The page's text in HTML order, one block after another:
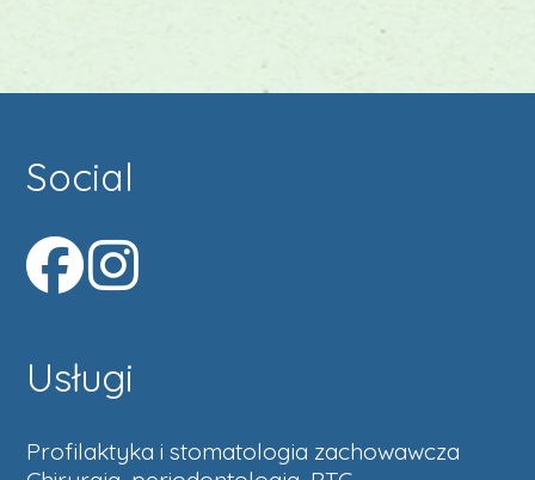
Social
Usługi
Profilaktyka i stomatologia zachowawcza